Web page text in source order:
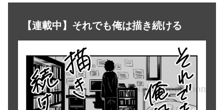
【連載中】それでも俺は描き続ける